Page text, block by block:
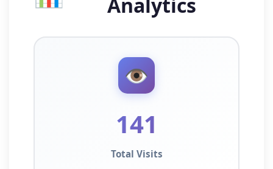
Analytics
👁️
141
Total Visits